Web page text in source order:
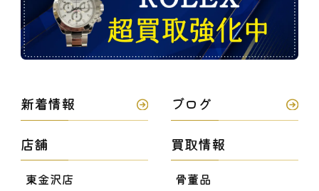
新着情報 ブログ
店舗
東金沢店
買取情報
骨董品